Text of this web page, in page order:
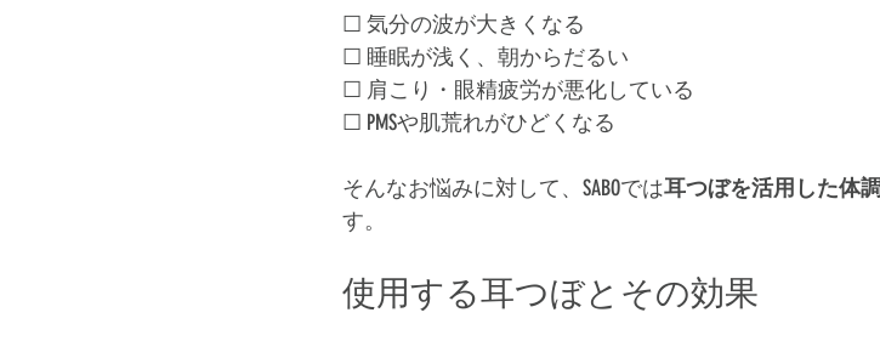
☐ 気分の波が大きくなる
☐ 睡眠が浅く、朝からだるい
☐ 肩こり・眼精疲労が悪化している
☐ PMSや肌荒れがひどくなる
そんなお悩みに対して、SABOでは耳つぼを活用した体
す。
使用する耳つぼとその効果